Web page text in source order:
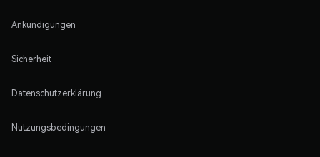
Ankündigungen
Sicherheit
Datenschutzerklärung
Nutzungsbedingungen